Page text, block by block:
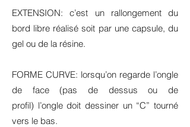
EXTENSION: c’est un rallongement du
bord libre réalisé soit par une capsule, du
gel ou de la résine.
FORME CURVE: lorsqu’on regarde l’ongle
de face (pas de dessus ou de
profil) l’ongle doit dessiner un “C” tourné
vers le bas.